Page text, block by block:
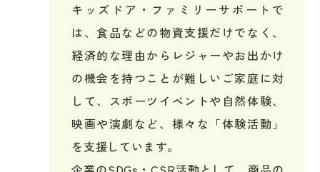
キッズドア・ファミリーサポートで
は、食品などの物資支援だけでなく、
経済的な理由からレジャーやお出かけ
の機会を持つことが難しいご家庭に対
して、スポーツイベントや自然体験、
映画や演劇など、様々な「体験活動」
を支援しています。